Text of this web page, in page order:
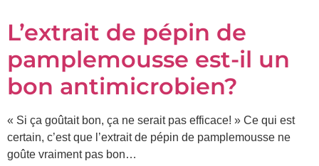
L’extrait de pépin de
pamplemousse est-il un
bon antimicrobien?
« Si ça goûtait bon, ça ne serait pas efficace! » Ce qui est
certain, c’est que l’extrait de pépin de pamplemousse ne
goûte vraiment pas bon…
Vous
vous
désabonner
en
temps
Je